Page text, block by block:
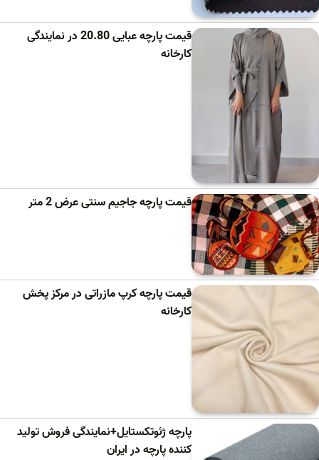
قیمت پارچه عبایی 20.80 در نمایندگی
کارخانه
قیمت پارچه جاجیم سنتی عرض 2 متر
قیمت پارچه کرپ مازراتی در مرکز پخش
کارخانه
پارچه ژئوتکستایل+نمایندگی فروش تولید
کننده پارچه در ایران